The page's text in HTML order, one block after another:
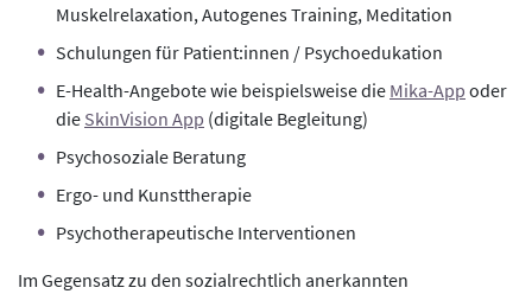
Muskelrelaxation, Autogenes Training, Meditation
Schulungen für Patient:innen / Psychoedukation
E-Health-Angebote wie beispielsweise die Mika-App oder
die SkinVision App (digitale Begleitung)
Psychosoziale Beratung
Ergo- und Kunsttherapie
Psychotherapeutische Interventionen
Im Gegensatz zu den sozialrechtlich anerkannten